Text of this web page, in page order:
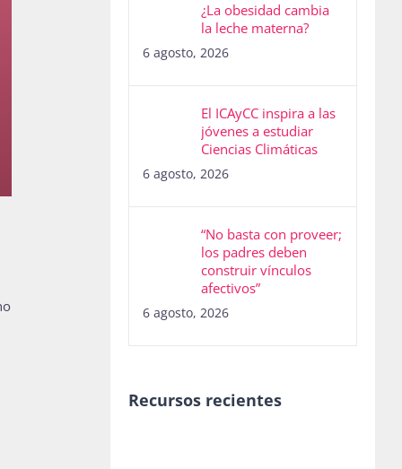
¿La obesidad cambia
la leche materna?
6 agosto, 2026
El ICAyCC inspira a las
jóvenes a estudiar
Ciencias Climáticas
6 agosto, 2026
“No basta con proveer;
los padres deben
construir vínculos
afectivos”
6 agosto, 2026
Recursos recientes